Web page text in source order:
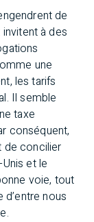
de
invitent à des
une
les tarifs
Il semble
taxe
conséquent,
de concilier
et le
voie, tout
nous